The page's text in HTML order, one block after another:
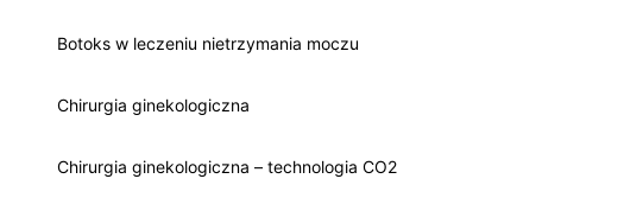
Botoks w leczeniu nietrzymania moczu
Chirurgia ginekologiczna
Chirurgia ginekologiczna – technologia CO2